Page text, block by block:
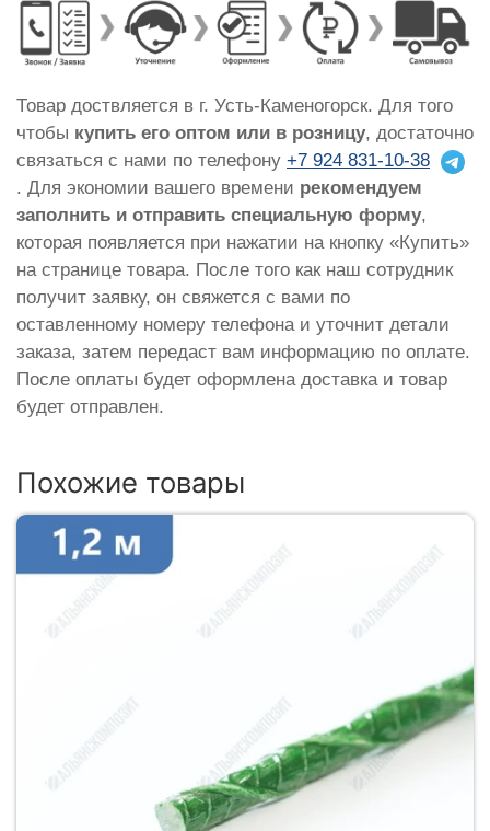
Товар доствляется в г. Усть-Каменогорск. Для того
чтобы купить его оптом или в розницу, достаточно
связаться с нами по телефону +7 924 831-10-38
. Для экономии вашего времени рекомендуем
заполнить и отправить специальную форму,
которая появляется при нажатии на кнопку «Купить»
на странице товара. После того как наш сотрудник
получит заявку, он свяжется с вами по
оставленному номеру телефона и уточнит детали
заказа, затем передаст вам информацию по оплате.
После оплаты будет оформлена доставка и товар
будет отправлен.
Похожие товары